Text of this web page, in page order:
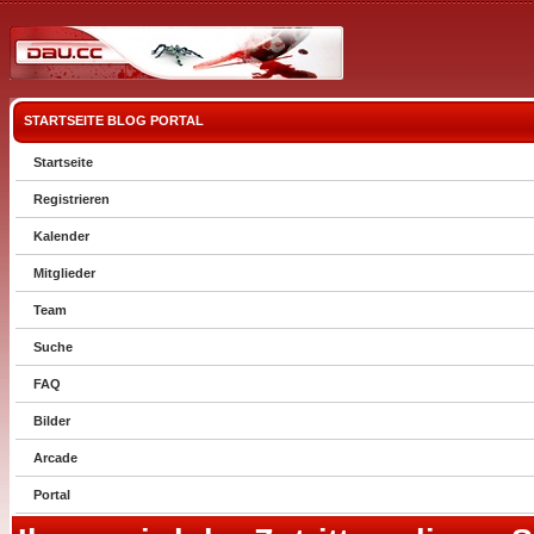
STARTSEITE BLOG PORTAL
Startseite
Registrieren
Kalender
Mitglieder
Team
Suche
FAQ
Bilder
Arcade
Portal